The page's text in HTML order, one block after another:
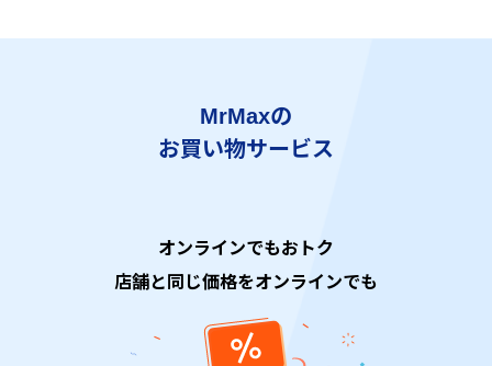
MrMaxの
お買い物サービス
オンラインでもおトク
店舗と同じ価格をオンラインでも